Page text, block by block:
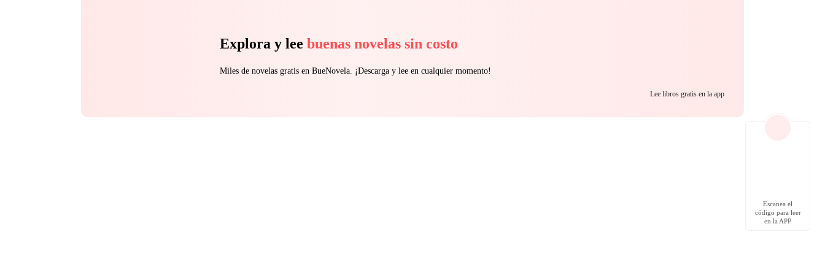
Explora y lee buenas novelas sin costo
Miles de novelas gratis en BueNovela. ¡Descarga y lee en cualquier momento!
Lee libros gratis en la app
Escanea el
código para leer
en la APP